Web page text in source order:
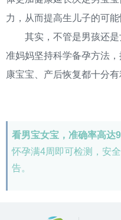
力，从而提高生儿子的可能
其实，不管是男孩还是
准妈妈坚持科学备孕方法
康宝宝、产后恢复都十分有
看男宝女宝，准确率高达
怀孕满4周即可检测，安
告。